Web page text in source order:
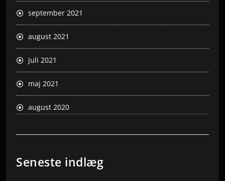
september 2021
august 2021
juli 2021
maj 2021
august 2020
Seneste indlæg